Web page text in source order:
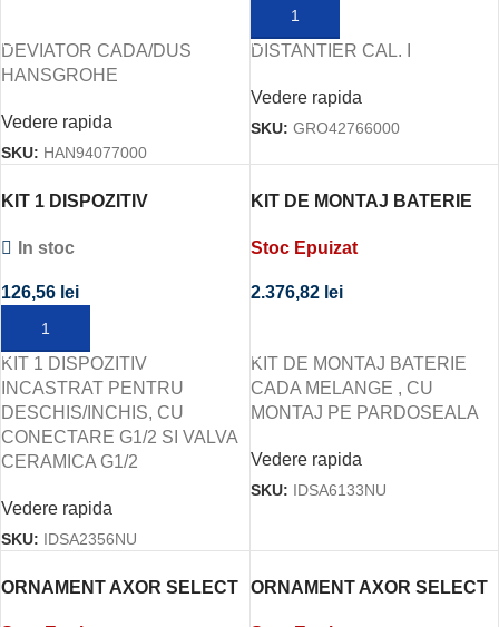
DEVIATOR CADA/DUS
HANSGROHE
Vedere rapida
SKU: HAN94077000
ADAUGĂ ÎN COȘ
DISTANTIER CAL. I
Vedere rapida
SKU: GRO42766000
KIT 1 DISPOZITIV
DESCHIS/INCHIS, CU
CERAMICA G1/2
In stoc
126,56 lei
ADAUGĂ ÎN COȘ
KIT 1 DISPOZITIV
INCASTRAT PENTRU
DESCHIS/INCHIS, CU
CONECTARE G1/2 SI VALVA
CERAMICA G1/2
Vedere rapida
SKU: IDSA2356NU
KIT DE MONTAJ BATERIE
MONTAJ PE PARDOSEALA
Stoc Epuizat
2.376,82 lei
KIT DE MONTAJ BATERIE
CADA MELANGE , CU
MONTAJ PE PARDOSEALA
Vedere rapida
SKU: IDSA6133NU
ORNAMENT AXOR SELECT
ORNAMENT AXOR SELECT